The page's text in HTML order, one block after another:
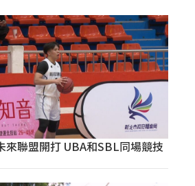
來聯盟開打 UBA和SBL同場競技